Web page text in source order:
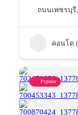
ถนนเพชรบุรี
คอนโด
Popular